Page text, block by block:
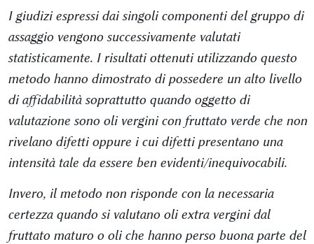
I giudizi espressi dai singoli componenti del gruppo di
assaggio vengono successivamente valutati
statisticamente. I risultati ottenuti utilizzando questo
metodo hanno dimostrato di possedere un alto livello
di affidabilità soprattutto quando oggetto di
valutazione sono oli vergini con fruttato verde che non
rivelano difetti oppure i cui difetti presentano una
intensità tale da essere ben evidenti/inequivocabili.
Invero, il metodo non risponde con la necessaria
certezza quando si valutano oli extra vergini dal
fruttato maturo o oli che hanno perso buona parte del